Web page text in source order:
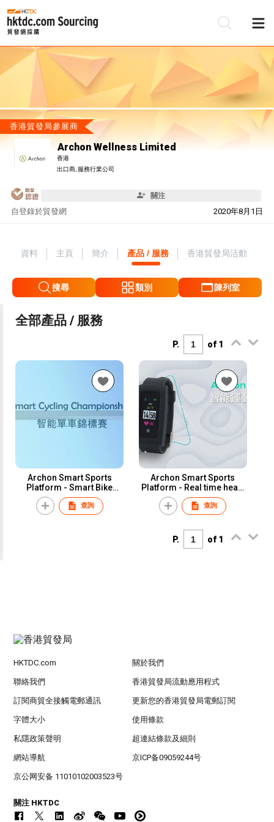
香港貿發局參展商
Archon Wellness Limited
香港
出口商, 服務行業公司
關注
自 2020年8月1日
登錄於貿發網
資料 主頁 簡介 產品 / 服務 香港貿發局活動
搜尋 類別 陳列室
全部產品 / 服務
P. of 1
Archon Smart Sports
Platform - Smart Bike
Competition
查詢
Archon Smart Sports
Platform - Real time heart
rate tracking and TV
display system
查詢
P. of 1
HKTDC.com 關於我們
聯絡我們 香港貿發局流動應用程式
訂閱商貿全接觸電郵通訊 更新您的香港貿發局電郵訂閱
字體大小 使用條款
私隱政策聲明 超連結條款及細則
網站導航 京ICP备09059244号
京公网安备 11010102003523号
關注 HKTDC